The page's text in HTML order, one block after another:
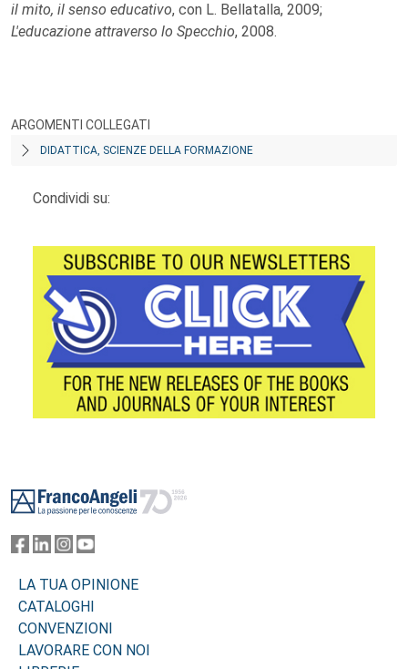
il mito, il senso educativo, con L. Bellatalla, 2009;
L'educazione attraverso lo Specchio, 2008.
ARGOMENTI COLLEGATI
DIDATTICA, SCIENZE DELLA FORMAZIONE
Condividi su:
LA TUA OPINIONE
CATALOGHI
CONVENZIONI
LAVORARE CON NOI